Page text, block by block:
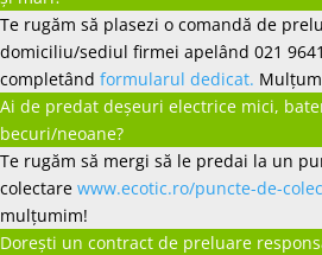
Te rugăm să plasezi o comandă de
domiciliu/sediul firmei apelând 021
completând formularul dedicat.
Ai de predat deșeuri electrice mici,
becuri/neoane?
Te rugăm să mergi să le predai la un
colectare www.ecotic.ro/puncte-de-
mulțumim!
Dorești un contract de preluare